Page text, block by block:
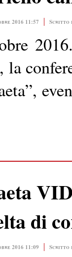
2016 11:57 Scritto
la
di
2016 11:09 Scritto